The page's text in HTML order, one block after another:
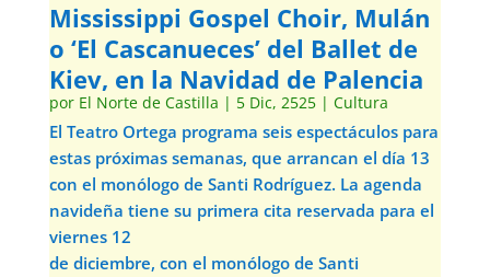
Mississippi Gospel Choir, Mulán
o ‘El Cascanueces’ del Ballet de
Kiev, en la Navidad de Palencia
por El Norte de Castilla | 5 Dic, 2525| Cultura
El Teatro Ortega programa seis espectáculos para
estas próximas semanas, que arrancan el día 13
con el monólogo de Santi Rodríguez. La agenda
navideña tiene su primera cita reservada para el
viernes 12
de diciembre, con el monólogo de Santi